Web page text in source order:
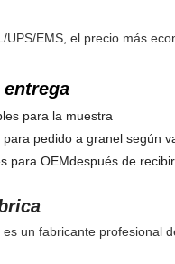
UPS/EMS, el precio más
entrega
para la muestra
pedido a granel según
para OEMdespués de
un fabricante profesional